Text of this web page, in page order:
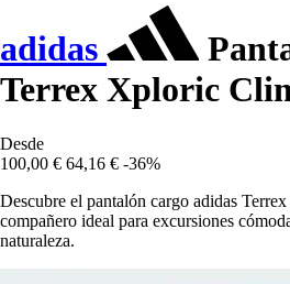
adidas
Terrex Xploric
Desde
100,00 € 64,16 € -36%
Descubre el pantalón cargo adidas
compañero ideal para excursiones
naturaleza.